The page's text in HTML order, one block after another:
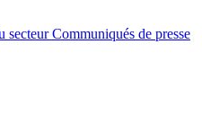
secteur Communiqués de presse